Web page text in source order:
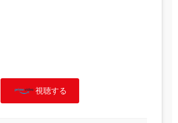
視聴する